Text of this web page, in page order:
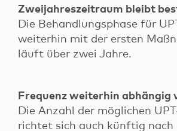
Zweijahreszeitraum bleibt
Die Behandlungsphase für
weiterhin mit der ersten
läuft über zwei Jahre.
Frequenz weiterhin abhängig
Die Anzahl der möglichen
richtet sich auch künftig nach